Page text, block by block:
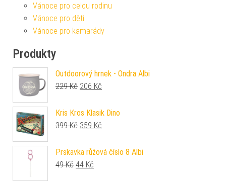
Vánoce pro celou rodinu
Vánoce pro děti
Vánoce pro kamarády
Produkty
Outdoorový hrnek - Ondra Albi
229Kč Původní cena byla: 229 Kč.
206 Kč
Kris Kros Klasik Dino
399Kč Původní cena byla: 399 Kč.
359 Kč
Prskavka růžová číslo 8 Albi
49Kč Původní cena byla: 49 Kč.
44 Kč